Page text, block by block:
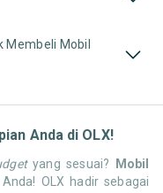
Membeli Mobil
Anda di OLX!
yang sesuai? Mobil
OLX hadir sebagai